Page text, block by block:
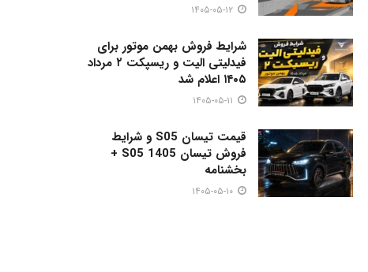
شرایط فروش بهمن موتور برای
فیدلیتی الیت و ریسپکت ۲ مرداد
۱۴۰۵ اعلام شد
قیمت تیسان S05 و شرایط
فروش تیسان S05 1405 +
بخشنامه